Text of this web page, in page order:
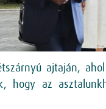
ajtaján,
hogy az